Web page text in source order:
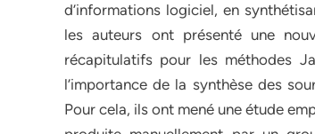
d’informations logiciel, en
les auteurs ont présenté une
récapitulatifs pour les méthodes
l’importance de la synthèse des
Pour cela, ils ont mené une étude